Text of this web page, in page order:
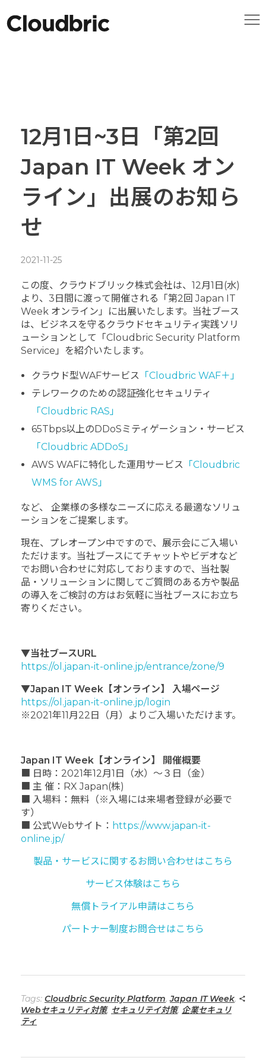
12月1日~3日「第2回
Japan IT Week オン
ライン」出展のお知ら
せ
2021-11-25
この度、クラウドブリック株式会社は、12月1日(水)
より、3日間に渡って開催される「第2回 Japan IT
Week オンライン」に出展いたします。 当社ブース
は、ビジネスを守るクラウドセキュリティ実践ソリ
ューションとして「Cloudbric Security Platform
Service」を紹介いたします。
クラウド型WAFサービス 「Cloudbric WAF＋」
テレワークのための認証強化セキュリティ
「Cloudbric RAS」
65Tbps以上のDDoSミティゲーション・サービス
「Cloudbric ADDoS」
AWS WAFに特化した運用サービス 「Cloudbric
WMS for AWS」
など、 企業様の多様なニーズに応える最適なソリュ
ーションをご提案します。
現在、プレオープン中ですので、展示会にご入場い
ただけます。当社ブースにてチャットやビデオなど
でお問い合わせに対応しておりますので、当社製
品・ソリューションに関してご質問のある方や製品
の導入をご検討の方はお気軽に当社ブースにお立ち
寄りください。
▼当社ブースURL
https://ol.japan-it-online.jp/entrance/zone/9
▼Japan IT Week【オンライン】 入場ページ
https://ol.japan-it-online.jp/login
※2021年11月22日（月）よりご入場いただけます。
Japan IT Week【オンライン】 開催概要
■ 日時：2021年12月1日（水）～３日（金）
■ 主 催：RX Japan(株)
■ 入場料：無料（※入場には来場者登録が必要で
す）
■ 公式Webサイト： https://www.japan-it-
online.jp/
製品・サービスに関するお問い合わせはこちら
サービス体験はこちら
無償トライアル申請はこちら
パートナー制度お問合せはこちら
Tags: Cloudbric Security Platform,Japan IT Week,
Webセキュリティ対策, セキュリテイ対策, 企業セキュリ
ティ